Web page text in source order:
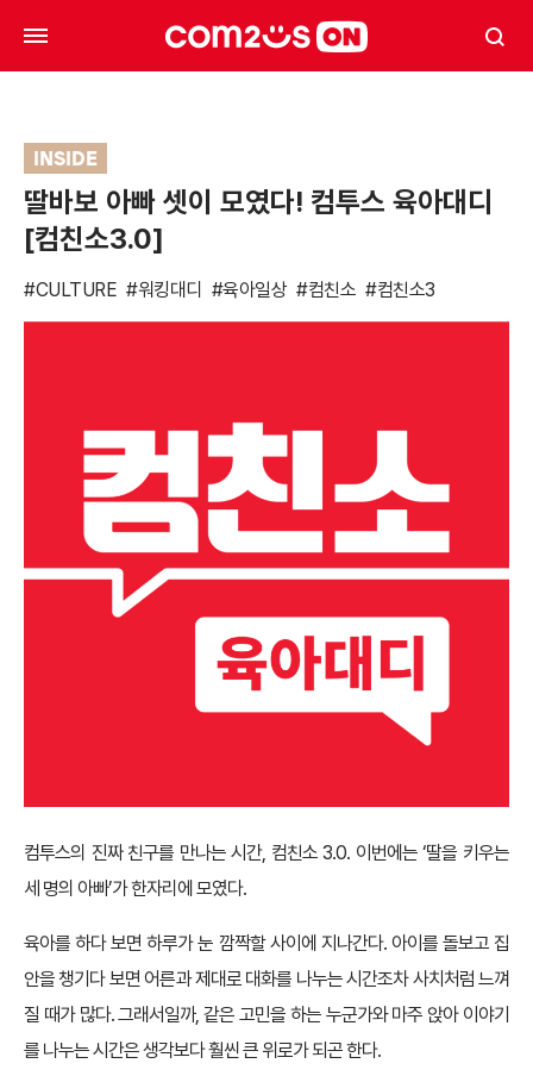
INSIDE
딸바보 아빠 셋이 모였다! 컴투스 육아대디
[컴친소3.0]
#CULTURE #워킹대디 #육아일상 #컴친소 #컴친소3
컴투스의 진짜 친구를 만나는 시간, 컴친소 3.0. 이번에는 ‘딸을 키우는
세 명의 아빠’가 한자리에 모였다.
육아를 하다 보면 하루가 눈 깜짝할 사이에 지나간다. 아이를 돌보고 집
안을 챙기다 보면 어른과 제대로 대화를 나누는 시간조차 사치처럼 느껴
질 때가 많다. 그래서일까, 같은 고민을 하는 누군가와 마주 앉아 이야기
를 나누는 시간은 생각보다 훨씬 큰 위로가 되곤 한다.